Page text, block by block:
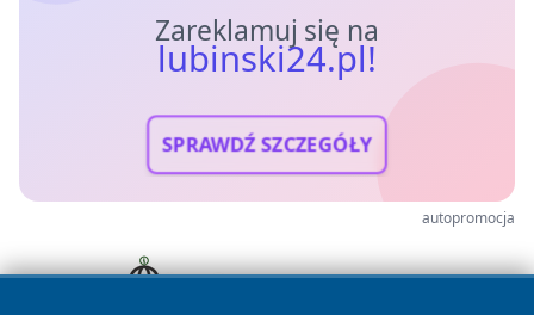
Zareklamuj się na
lubinski24.pl!
SPRAWDŹ SZCZEGÓŁY
autopromocja